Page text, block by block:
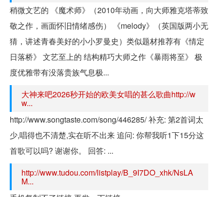
稍微文艺的 《魔术师》（2010年动画，向大师雅克塔蒂致
敬之作，画面怀旧情绪感伤） 《melody》（英国版两小无
猜，讲述青春美好的小小罗曼史）类似题材推荐有《情定
日落桥》 文艺至上的 结构精巧大师之作《暴雨将至》 极
度优雅带有没落贵族气息极...
大神来吧2026秒开始的欧美女唱的甚么歌曲http://w
w...
http://www.songtaste.com/song/446285/ 补充: 第2首词太
少,唱得也不清楚,实在听不出来 追问: 你帮我听1下15分这
首歌可以吗? 谢谢你。 回答: ...
http://www.tudou.com/listplay/B_9I7DO_xhk/NsLA
M...